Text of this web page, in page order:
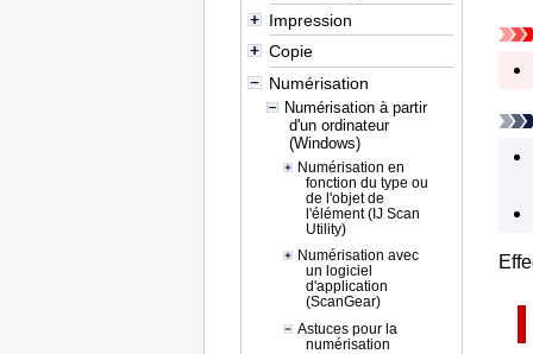
Impression
Copie
Numérisation
Numérisation à partir
d'un ordinateur
(Windows)
Numérisation en
fonction du type ou
de l'objet de
l'élément (IJ Scan
Utility)
Numérisation avec
un logiciel
d'application
(ScanGear)
Astuces pour la
numérisation